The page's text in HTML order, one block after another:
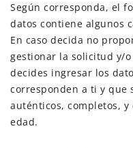
Según corresponda, el
datos contiene algunos
En caso decida no
gestionar la solicitud y/
decides ingresar los
corresponden a ti y que
auténticos, completos,
edad.